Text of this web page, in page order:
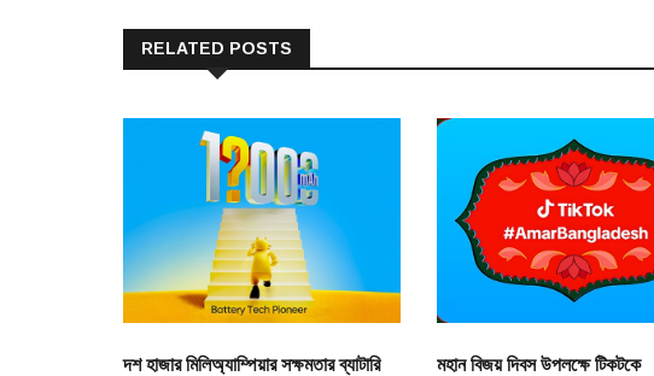
RELATED POSTS
দশ হাজার মিলিঅ্যাম্পিয়ার সক্ষমতার ব্যাটারি
মহান বিজয় দিবস উপলক্ষে টিকটকে